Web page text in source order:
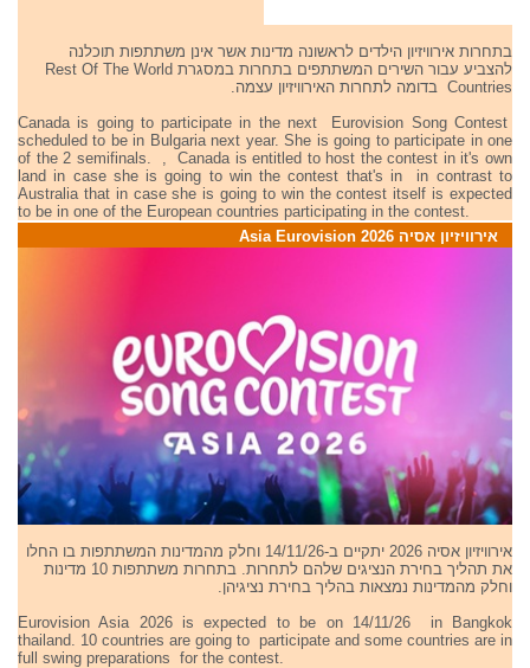
בתחרות אירוויזיון הילדים לראשונה מדינות אשר אינן משתתפות תוכלנה
להצביע עבור השירים המשתתפים בתחרות במסגרת Rest Of The World
Countries בדומה לתחרות האירוויזיון עצמה.
Canada is going to participate in the next Eurovision Song Contest
scheduled to be in Bulgaria next year. She is going to participate in one
of the 2 semifinals. , Canada is entitled to host the contest in it's own
land in case she is going to win the contest that's in in contrast to
Australia that in case she is going to win the contest itself is expected
to be in one of the European countries participating in the contest.
אירוויזיון אסיה 2026 Asia Eurovision
אירוויזיון אסיה 2026 יתקיים ב-14/11/26 וחלק מהמדינות המשתתפות בו החלו
את תהליך בחירת הנציגים שלהם לתחרות. בתחרות משתתפות 10 מדינות
וחלק מהמדינות נמצאות בהליך בחירת נציגיהן.
Eurovision Asia 2026 is expected to be on 14/11/26 in Bangkok
thailand. 10 countries are going to participate and some countries are in
full swing preparations for the contest.